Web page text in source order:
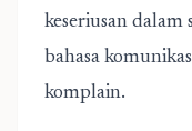
keseriusan dalam
bahasa
komplain.